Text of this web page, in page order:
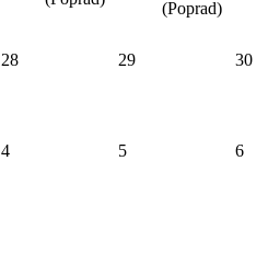
(Poprad)
28 29 30
4 5 6